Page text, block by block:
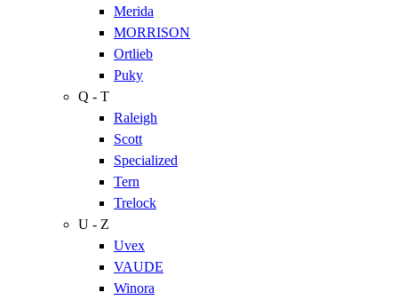
Merida
MORRISON
Ortlieb
Puky
Q - T
Raleigh
Scott
Specialized
Tern
Trelock
U - Z
Uvex
VAUDE
Winora